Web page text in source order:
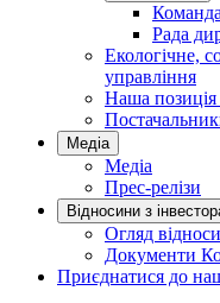
Рада
Екологічне,
управління
Наша позиція
Медіа
Медіа
Прес-релізи
Відносини з
Огляд
Документи
Приєднатися до